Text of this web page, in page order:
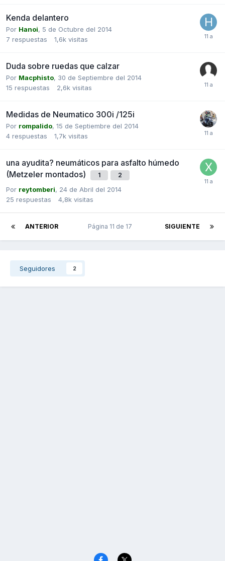
Kenda delantero
Por Hanoi, 5 de Octubre del 2014
7 respuestas 1,6k visitas
Duda sobre ruedas que calzar
Por Macphisto, 30 de Septiembre del 2014
15 respuestas 2,6k visitas
Medidas de Neumatico 300i /125i
Por rompalido, 15 de Septiembre del 2014
4 respuestas 1,7k visitas
una ayudita? neumáticos para asfalto húmedo
(Metzeler montados)
1 2
Por reytomberi, 24 de Abril del 2014
25 respuestas 4,8k visitas
ANTERIOR SIGUIENTE
Página 11 de 17
Seguidores 2